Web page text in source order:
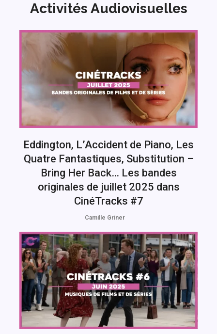
Activités Audiovisuelles
Eddington, L’Accident de Piano, Les
Quatre Fantastiques, Substitution –
Bring Her Back… Les bandes
originales de juillet 2025 dans
CinéTracks #7
Camille Griner